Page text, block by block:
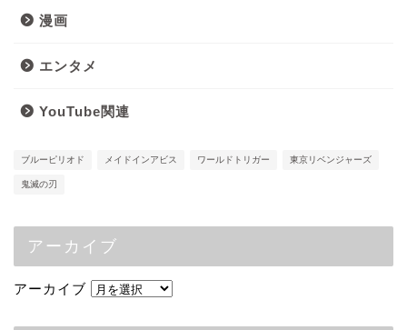
漫画
エンタメ
YouTube関連
ブルーピリオド メイドインアビス ワールドトリガー 東京リベンジャーズ
鬼滅の刃
アーカイブ
アーカイブ